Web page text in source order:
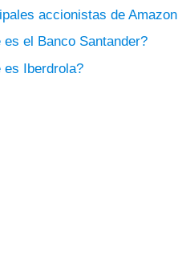
accionistas de Amazon
es el Banco Santander?
es Iberdrola?